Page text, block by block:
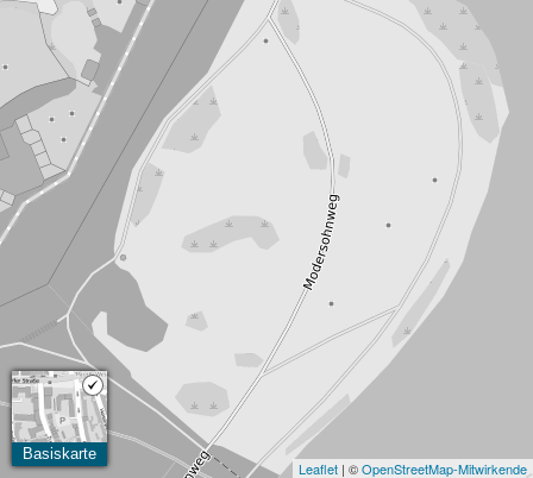
Basiskarte
Leaflet | ©OpenStreetMap-Mitwirkende